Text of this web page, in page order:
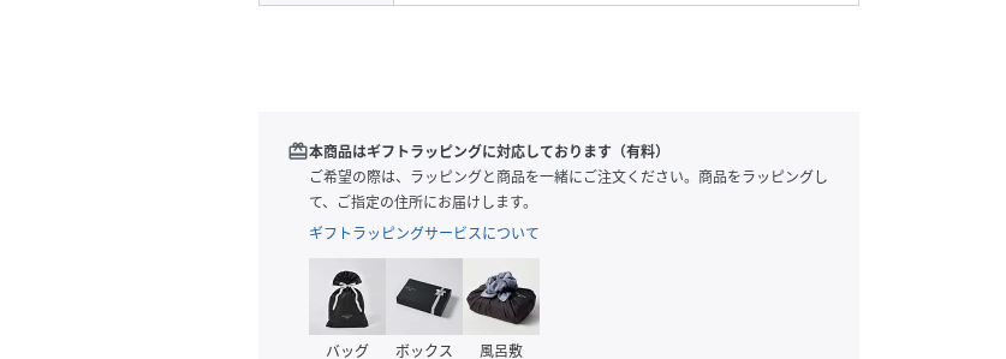
redeem本商品はギフトラッピングに対応しております（有料）
ご希望の際は、ラッピングと商品を一緒にご注文ください。商品をラッピングし
て、ご指定の住所にお届けします。
ギフトラッピングサービスについて
バッグ ボックス 風呂敷